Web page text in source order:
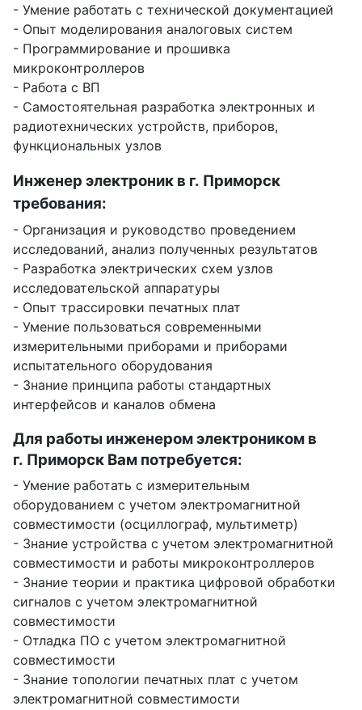
- Умение работать с технической документацией
- Опыт моделирования аналоговых систем
- Программирование и прошивка
микроконтроллеров
- Работа с ВП
- Самостоятельная разработка электронных и
радиотехнических устройств, приборов,
функциональных узлов
Инженер электроник в г. Приморск
требования:
- Организация и руководство проведением
исследований, анализ полученных результатов
- Разработка электрических схем узлов
исследовательской аппаратуры
- Опыт трассировки печатных плат
- Умение пользоваться современными
измерительными приборами и приборами
испытательного оборудования
- Знание принципа работы стандартных
интерфейсов и каналов обмена
Для работы инженером электроником в
г. Приморск Вам потребуется:
- Умение работать с измерительным
оборудованием с учетом электромагнитной
совместимости (осциллограф, мультиметр)
- Знание устройства с учетом электромагнитной
совместимости и работы микроконтроллеров
- Знание теории и практика цифровой обработки
сигналов с учетом электромагнитной
совместимости
- Отладка ПО с учетом электромагнитной
совместимости
- Знание топологии печатных плат с учетом
электромагнитной совместимости